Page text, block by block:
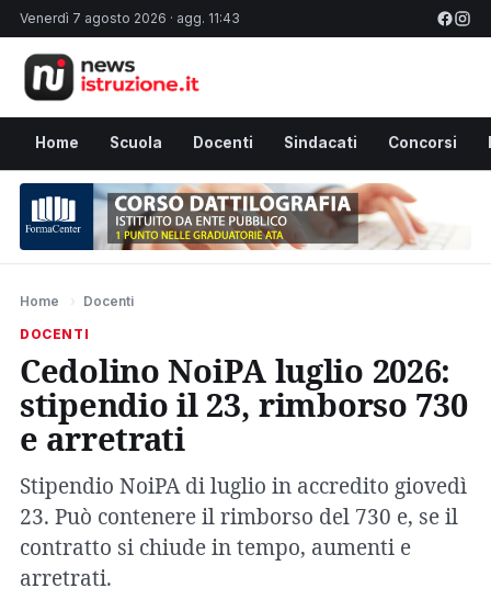
Venerdì 7 agosto 2026 · agg. 11:43
Home Scuola Docenti Sindacati Concorsi
Home › Docenti
DOCENTI
Cedolino NoiPA luglio 2026:
stipendio il 23, rimborso 730
e arretrati
Stipendio NoiPA di luglio in accredito giovedì
23. Può contenere il rimborso del 730 e, se il
contratto si chiude in tempo, aumenti e
arretrati.